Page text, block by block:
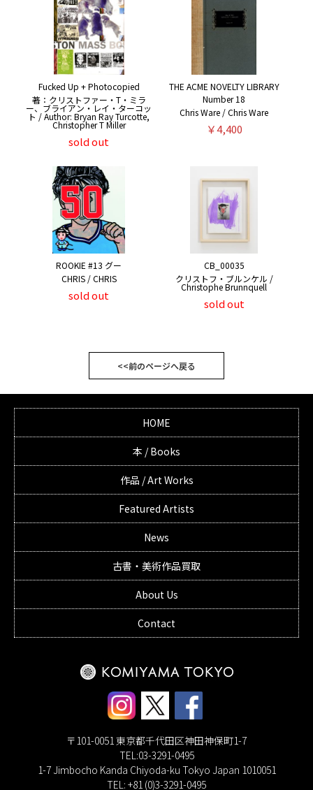
Fucked Up + Photocopied
著：クリストファー・T・ミラ
ー、ブライアン・レイ・ターコッ
ト / Author: Bryan Ray Turcotte,
Christopher T Miller
sold out
THE ACME NOVELTY LIBRARY
Number 18
Chris Ware / Chris Ware
￥4,400
ROOKIE #13 グー
CHRIS / CHRIS
sold out
CB_00035
クリストフ・ブルンケル /
Christophe Brunnquell
sold out
<<前のページへ戻る
HOME
本 / Books
作品 / Art Works
Featured Artists
News
古書・美術作品買取
About Us
Contact
〒101-0051 東京都千代田区神田神保町1-7
TEL:03-3291-0495
1-7 Jimbocho Kanda Chiyoda-ku Tokyo Japan 1010051
TEL: +81 (0)3-3291-0495